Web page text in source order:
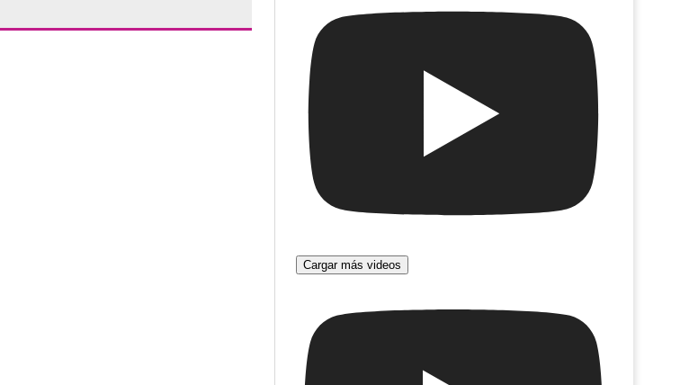
Cargar más videos